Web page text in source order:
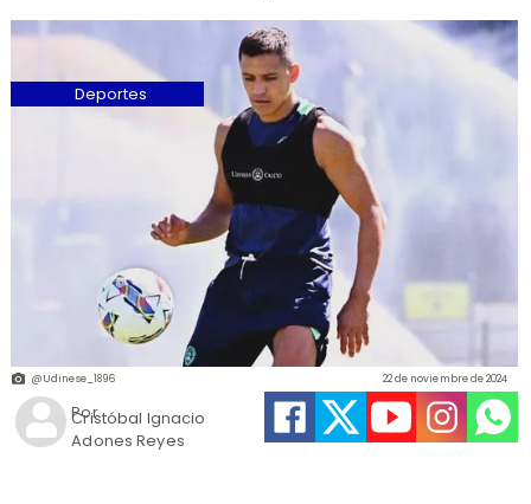
@Udinese_1896
Cristóbal Ignacio
Adones Reyes
22 de noviembre de 2024
Deportes
Por